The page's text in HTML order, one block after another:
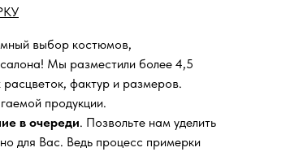
выбор костюмов,
Мы разместили более 4,5
фактур и размеров.
продукции.
в очереди. Позвольте нам уделить
для Вас. Ведь процесс примерки